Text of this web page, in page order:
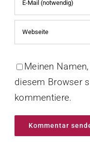
Meinen
diesem Browser
kommentiere.